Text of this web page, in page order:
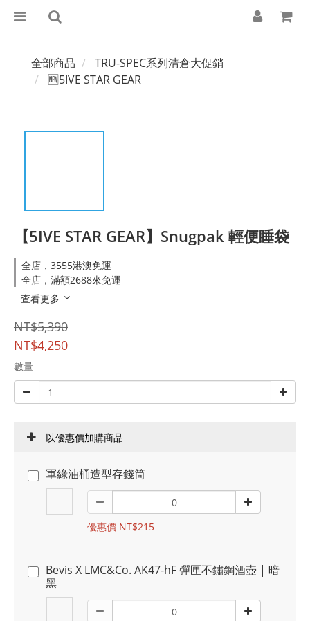
全部商品
TRU-SPEC系列清倉大促銷
🆕5IVE STAR GEAR
【5IVE STAR GEAR】Snugpak 輕便睡袋
全店，3555港澳免運
全店，滿額2688來免運
查看更多
NT$5,390
NT$4,250
數量
以優惠價加購商品
軍綠油桶造型存錢筒
優惠價 NT$215
Bevis X LMC&Co. AK47-hF 彈匣不鏽鋼酒壺 | 暗
黑